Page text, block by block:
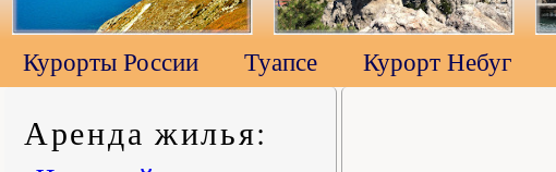
Курорты России Туапсе Курорт Небуг
Аренда жилья: